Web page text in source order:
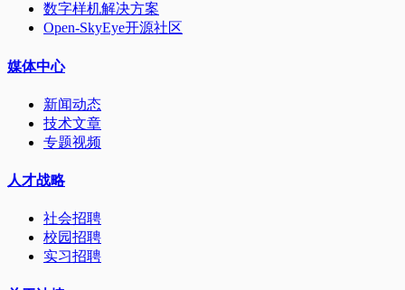
数字样机解决方案
Open-SkyEye开源社区
媒体中心
新闻动态
技术文章
专题视频
人才战略
社会招聘
校园招聘
实习招聘